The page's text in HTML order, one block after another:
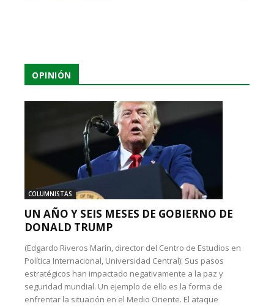
OPINIÓN
COLUMNISTAS
UN AÑO Y SEIS MESES DE GOBIERNO DE
DONALD TRUMP
(Edgardo Riveros Marín, director del Centro de Estudios en
Política Internacional, Universidad Central): Sus pasos
estratégicos han impactado negativamente a la paz y
seguridad mundial. Un ejemplo de ello es la forma de
enfrentar la situación en el Medio Oriente. El ataque